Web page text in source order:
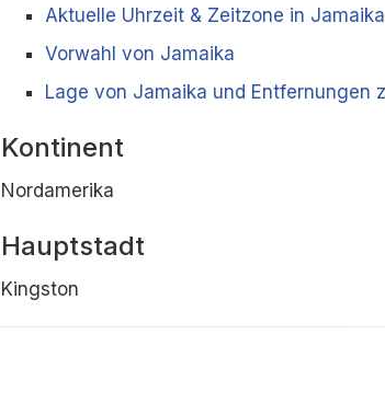
Aktuelle Uhrzeit & Zeitzone in Jamaika
Vorwahl von Jamaika
Lage von Jamaika und Entfernungen
Kontinent
Nordamerika
Hauptstadt
Kingston